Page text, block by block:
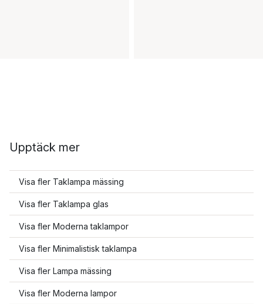
Upptäck mer
Visa fler Taklampa mässing
Visa fler Taklampa glas
Visa fler Moderna taklampor
Visa fler Minimalistisk taklampa
Visa fler Lampa mässing
Visa fler Moderna lampor